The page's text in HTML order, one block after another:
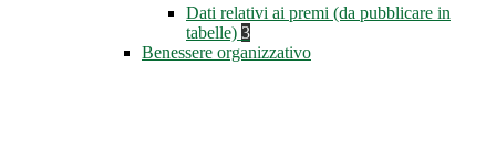
Dati relativi ai premi (da pubblicare in
tabelle) 3
Benessere organizzativo